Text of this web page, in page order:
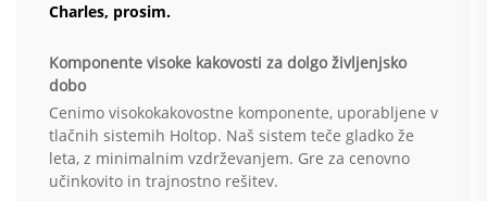
Charles, prosim.
Komponente visoke kakovosti za dolgo življenjsko
dobo
Cenimo visokokakovostne komponente, uporabljene v
tlačnih sistemih Holtop. Naš sistem teče gladko že
leta, z minimalnim vzdrževanjem. Gre za cenovno
učinkovito in trajnostno rešitev.